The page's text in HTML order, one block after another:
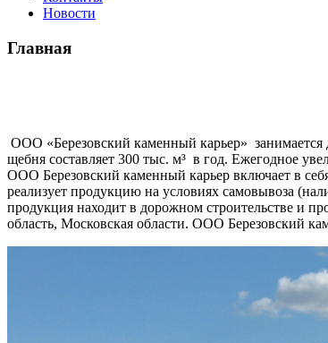
Новости
Главная
ООО «Березовский каменный карьер»
щебня составляет 300 тыс. м³ в год. Ежегодное
ООО Березовский каменный карьер включает в
реализует продукцию на условиях самовывоза
продукция находит в дорожном строительстве и
область, Московская области. ООО Березовский